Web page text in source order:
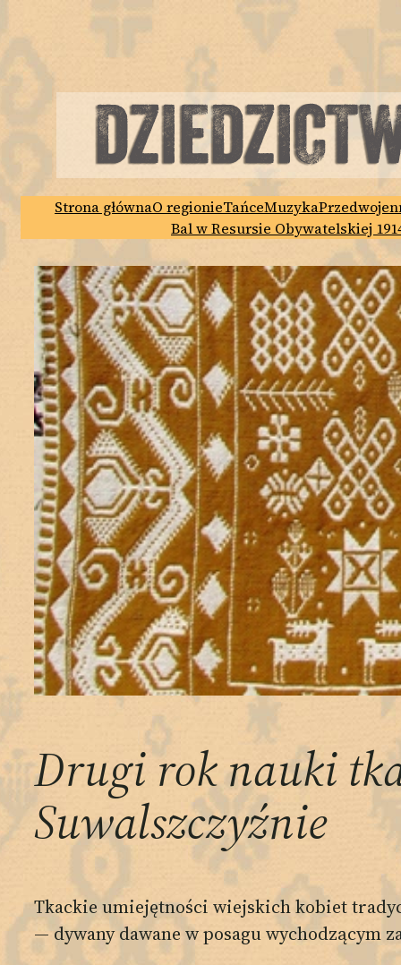
do
treści
Strona głównaO regionieTańceMuzyka
Bal w Resursie Obywatelskiej
Drugi rok nauki
Suwalszczyźnie
Tkackie umiejętności wiejskich kobiet
— dywany dawane w posagu wychodzącym